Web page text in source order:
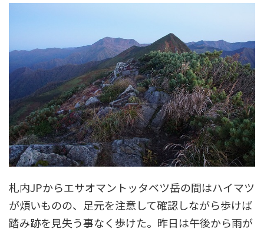
札内JPからエサオマントッタベツ岳の間はハイマツ
が煩いものの、足元を注意して確認しながら歩けば
踏み跡を見失う事なく歩けた。昨日は午後から雨が